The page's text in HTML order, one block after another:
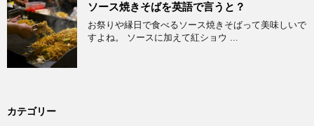
ソース焼きそばを英語で言うと？
お祭りや縁日で食べるソース焼きそばって美味しいで
すよね。 ソースに加えて紅ショウ ...
カテゴリー